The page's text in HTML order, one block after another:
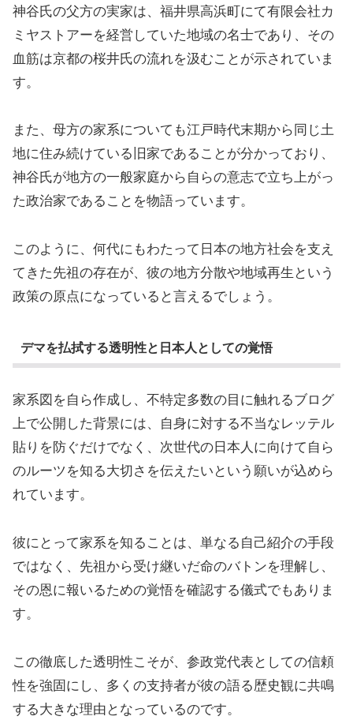
神谷氏の父方の実家は、福井県高浜町にて有限会社カ
ミヤストアーを経営していた地域の名士であり、その
血筋は京都の桜井氏の流れを汲むことが示されていま
す。
また、母方の家系についても江戸時代末期から同じ土
地に住み続けている旧家であることが分かっており、
神谷氏が地方の一般家庭から自らの意志で立ち上がっ
た政治家であることを物語っています。
このように、何代にもわたって日本の地方社会を支え
てきた先祖の存在が、彼の地方分散や地域再生という
政策の原点になっていると言えるでしょう。
デマを払拭する透明性と日本人としての覚悟
家系図を自ら作成し、不特定多数の目に触れるブログ
上で公開した背景には、自身に対する不当なレッテル
貼りを防ぐだけでなく、次世代の日本人に向けて自ら
のルーツを知る大切さを伝えたいという願いが込めら
れています。
彼にとって家系を知ることは、単なる自己紹介の手段
ではなく、先祖から受け継いだ命のバトンを理解し、
その恩に報いるための覚悟を確認する儀式でもありま
す。
この徹底した透明性こそが、参政党代表としての信頼
性を強固にし、多くの支持者が彼の語る歴史観に共鳴
する大きな理由となっているのです。